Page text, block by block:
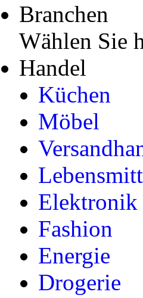
Branchen
Wählen Sie
Handel
Küchen
Möbel
Elektronik
Fashion
Energie
Drogerie